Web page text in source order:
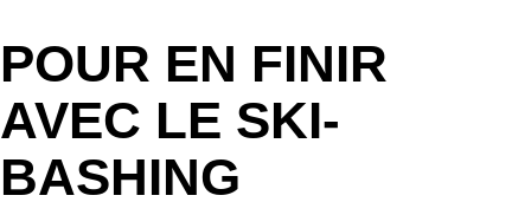
POUR EN FINIR
AVEC LE SKI-
BASHING